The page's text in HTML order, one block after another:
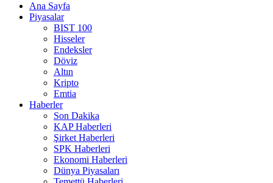
Ana Sayfa
Piyasalar
BIST 100
Hisseler
Endeksler
Döviz
Altın
Kripto
Emtia
Haberler
Son Dakika
KAP Haberleri
Şirket Haberleri
SPK Haberleri
Ekonomi Haberleri
Dünya Piyasaları